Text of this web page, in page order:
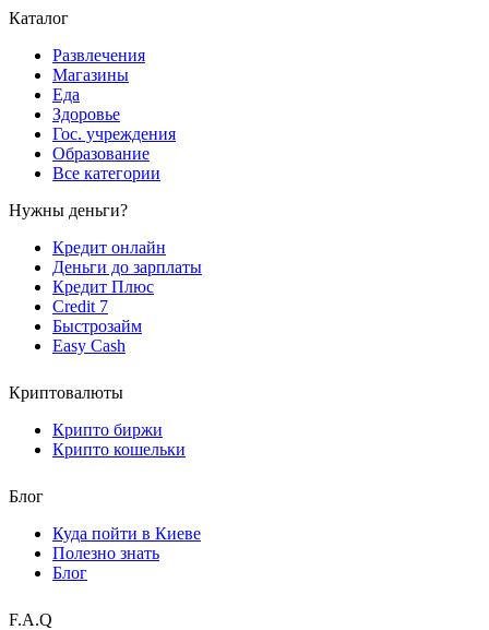
Каталог
Развлечения
Магазины
Еда
Здоровье
Гос. учреждения
Образование
Все категории
Нужны деньги?
Кредит онлайн
Деньги до зарплаты
Кредит Плюс
Credit 7
Быстрозайм
Easy Cash
Криптовалюты
Крипто биржи
Крипто кошельки
Блог
Куда пойти в Киеве
Полезно знать
Блог
F.A.Q